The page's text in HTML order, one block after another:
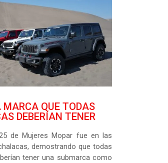
MARCA QUE TODAS
DEBERÍAN TENER
de Mujeres Mopar fue en las
demostrando que todas
tener una submarca como